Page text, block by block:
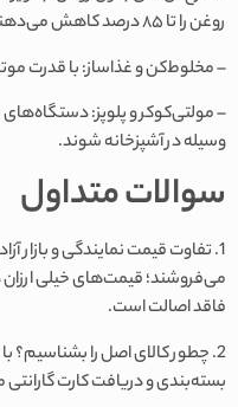
روغن را تا ۸۵ درصد کاهش می‌دهند.
– مخلوط‌کن و غذاساز: با قدرت
– مولتی‌کوکر و پلوپز:
وسیله در آشپزخانه شوند.
سوالات متداول
1. تفاوت قیمت نمایندگی و
می‌فروشند؛ قیمت‌های خیلی ارزان
فاقد اصالت است.
2. چطور کالای اصل را
بسته‌بندی و دریافت کارت گارانتی